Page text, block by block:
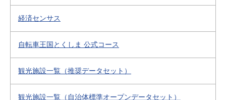
経済センサス
自転車王国とくしま 公式コース
観光施設一覧（推奨データセット）
観光施設一覧（自治体標準オープンデータセット）